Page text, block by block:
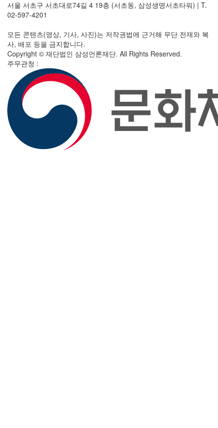
서울 서초구 서초대로74길 4 19층 (서초동, 삼성생명서초타워) | T.
02-597-4201
모든 콘텐츠(영상, 기사, 사진)는 저작권법에 근거해 무단 전재와 복
사, 배포 등을 금지합니다.
Copyright © 재단법인 삼성언론재단. All Rights Reserved.
주무관청 :